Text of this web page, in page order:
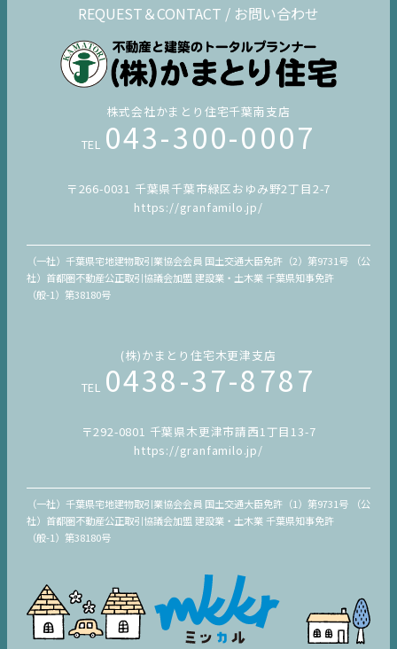
REQUEST＆CONTACT / お問い合わせ
株式会社かまとり住宅千葉南支店
TEL 043-300-0007
〒266-0031 千葉県千葉市緑区おゆみ野2丁目2-7
https://granfamilo.jp/
（一社）千葉県宅地建物取引業協会会員 国土交通大臣免許（2）第9731号 （公
社）首都圏不動産公正取引協議会加盟 建設業・土木業 千葉県知事免許
（般-1）第38180号
(株)かまとり住宅木更津支店
TEL 0438-37-8787
〒292-0801 千葉県木更津市請西1丁目13-7
https://granfamilo.jp/
（一社）千葉県宅地建物取引業協会会員 国土交通大臣免許（1）第9731号 （公
社）首都圏不動産公正取引協議会加盟 建設業・土木業 千葉県知事免許
（般-1）第38180号